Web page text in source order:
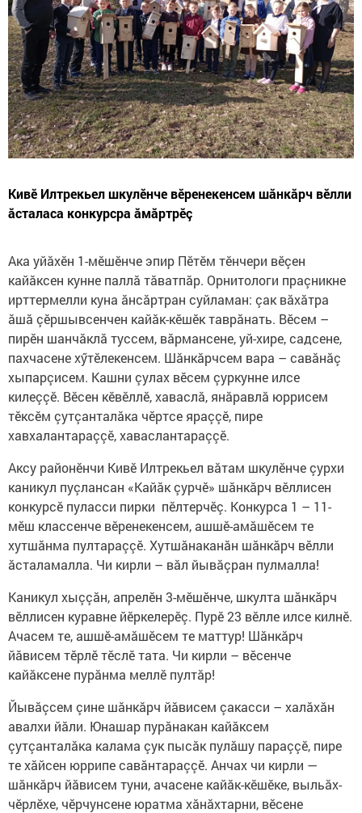
Кивӗ Илтрекьел шкулӗнче вӗренекенсем шăнкăрч вӗлли
ăсталаса конкурсра ăмăртрӗç
Ака уйăхӗн 1-мӗшӗнче эпир Пӗтӗм тӗнчери вӗçен
кайăксен кунне паллă тăватпăр. Орнитологи праçникне
ирттермелли куна ăнсăртран суйламан: çак вăхăтра
ăшă çӗршывсенчен кайăк-кӗшӗк таврăнать. Вӗсем –
пирӗн шанчăклă туссем, вăрмансене, уй-хире, садсене,
пахчасене хӳтӗлекенсем. Шăнкăрчсем вара – савăнăç
хыпарçисем. Кашни çулах вӗсем çуркунне илсе
килеççӗ. Вӗсен кӗвӗллӗ, хаваслă, янăравлă юррисем
тӗксӗм çутçанталăка чӗртсе яраççӗ, пире
хавхалантараççӗ, хаваслантараççӗ.
Аксу районӗнчи Кивӗ Илтрекьел вăтам шкулӗнче çурхи
каникул пуçлансан «Кайăк çурчӗ» шăнкăрч вӗллисен
конкурсӗ пуласси пирки пӗлтерчӗç. Конкурса 1 – 11-
мӗш классенче вӗренекенсем, ашшӗ-амăшӗсем те
хутшăнма пултараççӗ. Хутшăнаканăн шăнкăрч вӗлли
ăсталамалла. Чи кирли – вăл йывăçран пулмалла!
Каникул хыççăн, апрелӗн 3-мӗшӗнче, шкулта шăнкăрч
вӗллисен куравне йӗркелерӗç. Пурӗ 23 вӗлле илсе килнӗ.
Ачасем те, ашшӗ-амăшӗсем те маттур! Шăнкăрч
йăвисем тӗрлӗ тӗслӗ тата. Чи кирли – вӗсенче
кайăксене пурăнма меллӗ пултăр!
Йывăçсем çине шăнкăрч йăвисем çакасси – халăхăн
авалхи йăли. Юнашар пурăнакан кайăксем
çутçанталăка калама çук пысăк пулăшу параççӗ, пире
те хăйсен юррипе савăнтараççӗ. Анчах чи кирли —
шăнкăрч йăвисем туни, ачасене кайăк-кӗшӗке, выльăх-
чӗрлӗхе, чӗрчунсене юратма хăнăхтарни, вӗсене